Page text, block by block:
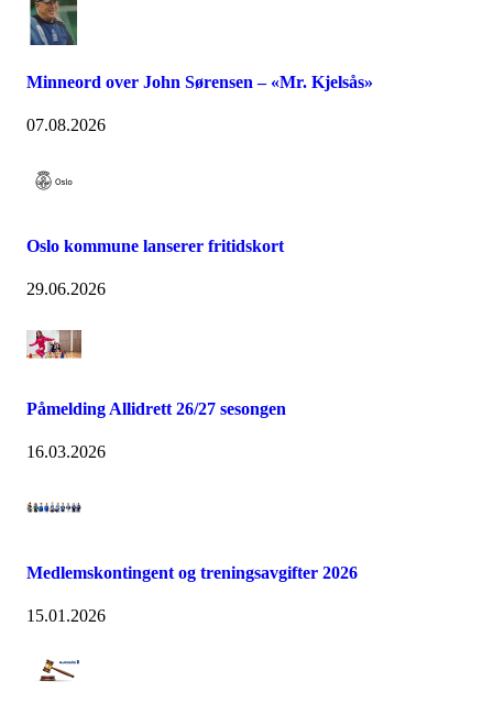
Minneord over John Sørensen – «Mr. Kjelsås»
07.08.2026
Oslo kommune lanserer fritidskort
29.06.2026
Påmelding Allidrett 26/27 sesongen
16.03.2026
Medlemskontingent og treningsavgifter 2026
15.01.2026